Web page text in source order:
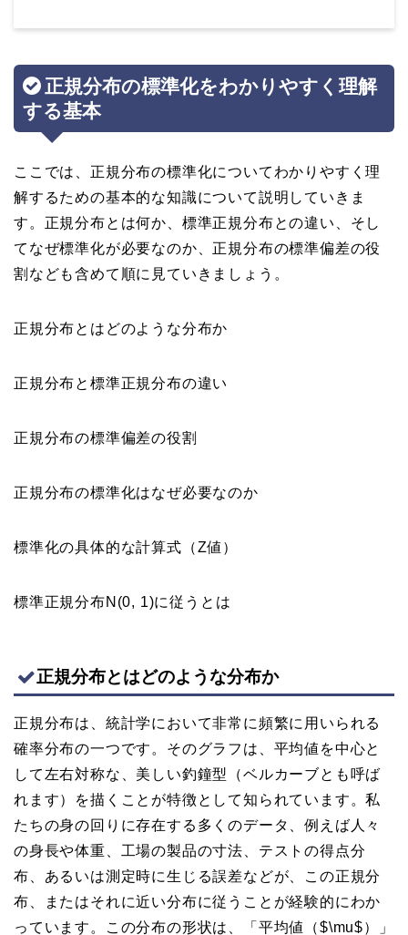
正規分布の標準化をわかりやすく理解
する基本
ここでは、正規分布の標準化についてわかりやすく理
解するための基本的な知識について説明していきま
す。正規分布とは何か、標準正規分布との違い、そし
てなぜ標準化が必要なのか、正規分布の標準偏差の役
割なども含めて順に見ていきましょう。
正規分布とはどのような分布か
正規分布と標準正規分布の違い
正規分布の標準偏差の役割
正規分布の標準化はなぜ必要なのか
標準化の具体的な計算式（Z値）
標準正規分布N(0, 1)に従うとは
正規分布とはどのような分布か
正規分布は、統計学において非常に頻繁に用いられる
確率分布の一つです。そのグラフは、平均値を中心と
して左右対称な、美しい釣鐘型（ベルカーブとも呼ば
れます）を描くことが特徴として知られています。私
たちの身の回りに存在する多くのデータ、例えば人々
の身長や体重、工場の製品の寸法、テストの得点分
布、あるいは測定時に生じる誤差などが、この正規分
布、またはそれに近い分布に従うことが経験的にわか
っています。この分布の形状は、「平均値（$\mu$）」